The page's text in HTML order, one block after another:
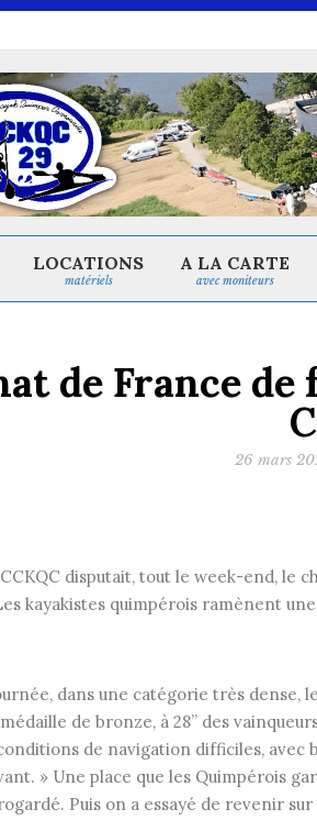
matériels
LOCATIONS
avec moniteurs
A LA CARTE
de France de
26 mars
disputait, tout le week-end, le
kayakistes quimpérois ramènent
dans une catégorie très dense,
de bronze, à 28” des
de navigation difficiles, avec
» Une place que les Quimpérois
Puis on a essayé de revenir sur